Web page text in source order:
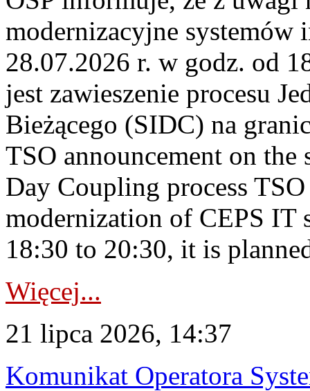
modernizacyjne
28.07.2026 r. w godz. od
jest zawieszenie procesu
Bieżącego (SIDC) na
TSO announcement on
Day Coupling process
modernization of CEPS IT
18:30 to 20:30, it is
Więcej...
21 lipca 2026, 14:37
Komunikat Operatora